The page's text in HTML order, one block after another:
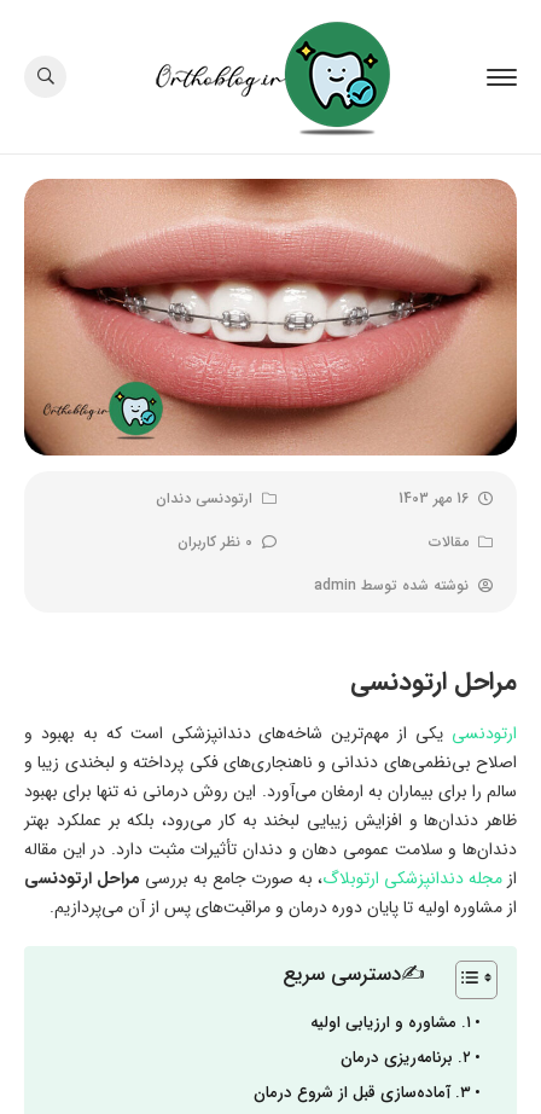
16 مهر 1403
ارتودنسی دندان
مقالات
0 نظر کاربران
نوشته شده توسط admin
مراحل ارتودنسی
ارتودنسی یکی از مهم‌ترین شاخه‌های دندانپزشکی است که به بهبود و
اصلاح بی‌نظمی‌های دندانی و ناهنجاری‌های فکی پرداخته و لبخندی زیبا و
سالم را برای بیماران به ارمغان می‌آورد. این روش درمانی نه تنها برای بهبود
ظاهر دندان‌ها و افزایش زیبایی لبخند به کار می‌رود، بلکه بر عملکرد بهتر
دندان‌ها و سلامت عمومی دهان و دندان تأثیرات مثبت دارد. در این مقاله
ازمجله دندانپزشکی ارتوبلاگ، به صورت جامع به بررسی مراحل ارتودنسی
از مشاوره اولیه تا پایان دوره درمان و مراقبت‌های پس از آن می‌پردازیم.
✍دسترسی سریع
۱. مشاوره و ارزیابی اولیه
۲. برنامه‌ریزی درمان
۳. آماده‌سازی قبل از شروع درمان